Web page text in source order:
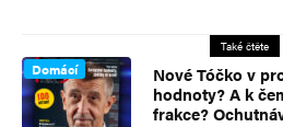
Také čtěte
Domácí
Nové Tóčko v
hodnoty? A k
frakce?